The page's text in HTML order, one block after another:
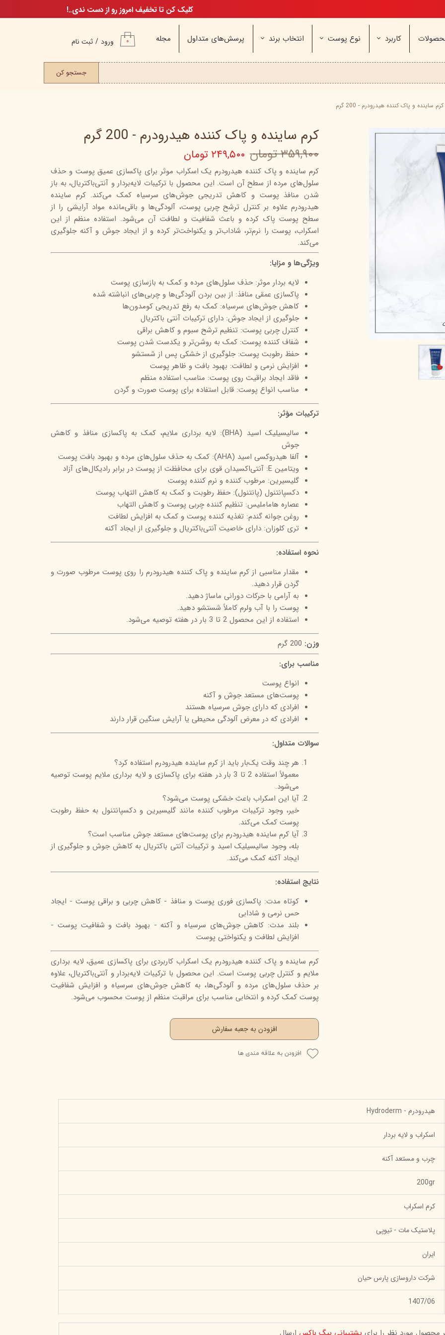
کاربرد
عطر - ادکلن
اسپری بدن
دئودرانت - مام
نوع پوست انتخاب برند
نیوره بیول
ایپک
شون
ویتابلا سینره
پنکاف
سیلکر
دلفین
سی‌گل
نئودرم
نو‌ آکنه ویتالیر
راکوتن
هرمودر
کاسپین
اسکین‌کد
دئودراگ
میکاپ رز
اکسپرتیج
شال کوین
اوک شاین
سون کوئین
سلکشن سیتی
پرسش‌های متداول مجله ورود / ثبت نام
تغییر گذر واژه
کاربری
۰
جستجو کن
کلیک کن تا تخفیف امروز رو از دست ندی..!
کرم ساینده و پاک کننده هیدرودرم - 200 گرم
کرم ساینده و پاک کننده هیدرودرم - 200 گرم
۳۵۹,۹۰۰ تومان ۲۴۹,۵۰۰ تومان
کرم ساینده و پاک کننده هیدرودرم یک اسکراب موثر برای پاکسازی عمیق پوست و حذف
سلول‌های مرده از سطح آن است. این محصول با ترکیبات لایه‌بردار و آنتی‌باکتریال، به باز
شدن منافذ پوست و کاهش تدریجی جوش‌های سرسیاه کمک می‌کند. کرم ساینده
هیدرودرم علاوه بر کنترل ترشح چربی پوست، آلودگی‌ها و باقی‌مانده مواد آرایشی را از
سطح پوست پاک کرده و باعث شفافیت و لطافت آن می‌شود. استفاده منظم از این
اسکراب، پوست را نرم‌تر، شاداب‌تر و یکنواخت‌تر کرده و از ایجاد جوش و آکنه جلوگیری
می‌کند.
ویژگی‌ها و مزایا:
لایه بردار موثر: حذف سلول‌های مرده و کمک به بازسازی پوست
پاکسازی عمقی منافذ: از بین بردن آلودگی‌ها و چربی‌های انباشته شده
کاهش جوش‌های سرسیاه: کمک به رفع تدریجی کومدون‌ها
جلوگیری از ایجاد جوش: دارای ترکیبات آنتی باکتریال
کنترل چربی پوست: تنظیم ترشح سبوم و کاهش براقی
شفاف کننده پوست: کمک به روشن‌تر و یکدست شدن پوست
حفظ رطوبت پوست: جلوگیری از خشکی پس از شستشو
افزایش نرمی و لطافت: بهبود بافت و ظاهر پوست
فاقد ایجاد براقیت روی پوست: مناسب استفاده منظم
مناسب انواع پوست: قابل استفاده برای پوست صورت و گردن
ترکیبات مؤثر:
سالیسیلیک اسید (BHA): لایه برداری ملایم، کمک به پاکسازی منافذ و کاهش
جوش
آلفا هیدروکسی اسید (AHA): کمک به حذف سلول‌های مرده و بهبود بافت پوست
ویتامین E: آنتی‌اکسیدان قوی برای محافظت از پوست در برابر رادیکال‌های آزاد
گلیسیرین: مرطوب کننده و نرم کننده پوست
دکسپانتنول (پانتنول): حفظ رطوبت و کمک به کاهش التهاب پوست
عصاره هاماملیس: تنظیم کننده چربی پوست و کاهش التهاب
روغن جوانه گندم: تغذیه کننده پوست و کمک به افزایش لطافت
تری کلوزان: دارای خاصیت آنتی‌باکتریال و جلوگیری از ایجاد آکنه
نحوه استفاده:
مقدار مناسبی از کرم ساینده و پاک کننده هیدرودرم را روی پوست مرطوب صورت و
گردن قرار دهید.
به آرامی با حرکات دورانی ماساژ دهید.
پوست را با آب ولرم کاملاً شستشو دهید.
استفاده از این محصول 2 تا 3 بار در هفته توصیه می‌شود.
وزن:
مناسب برای:
انواع پوست
پوست‌های مستعد جوش و آکنه
افرادی که دارای جوش سرسیاه هستند
افرادی که در معرض آلودگی محیطی یا آرایش سنگین قرار دارند
سوالات متداول:
هر چند وقت یک‌بار باید از کرم ساینده هیدرودرم استفاده کرد؟
معمولاً استفاده 2 تا 3 بار در هفته برای پاکسازی و لایه برداری ملایم پوست توصیه
می‌شود.
آیا این اسکراب باعث خشکی پوست می‌شود؟
خیر، وجود ترکیبات مرطوب کننده مانند گلیسیرین و دکسپانتنول به حفظ رطوبت
پوست کمک می‌کند.
آیا کرم ساینده هیدرودرم برای پوست‌های مستعد جوش مناسب است؟
بله، وجود سالیسیلیک اسید و ترکیبات آنتی باکتریال به کاهش جوش و جلوگیری از
ایجاد آکنه کمک می‌کند.
نتایج استفاده:
کوتاه مدت: پاکسازی فوری پوست و منافذ - کاهش چربی و براقی پوست - ایجاد
حس نرمی و شادابی
بلند مدت: کاهش جوش‌های سرسیاه و آکنه - بهبود بافت و شفافیت پوست -
افزایش لطافت و یکنواختی پوست
کرم ساینده و پاک کننده هیدرودرم یک اسکراب کاربردی برای پاکسازی عمیق، لایه برداری
ملایم و کنترل چربی پوست است. این محصول با ترکیبات لایه‌بردار و آنتی‌باکتریال، علاوه
بر حذف سلول‌های مرده و آلودگی‌ها، به کاهش جوش‌های سرسیاه و افزایش شفافیت
پوست کمک کرده و انتخابی مناسب برای مراقبت منظم از پوست محسوب می‌شود.
افزودن به جعبه سفارش
افزودن به علاقه مندی ها
هیدرودرم - Hydroderm
اسکراب و لایه بردار
چرب و مستعد آکنه
200gr
کرم اسکراب
پلاستیک مات - تیوپی
ایران
شرکت داروسازی پارس حیان
1407/06